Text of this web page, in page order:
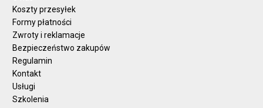
Koszty przesyłek
Formy płatności
Zwroty i reklamacje
Bezpieczeństwo zakupów
Regulamin
Kontakt
Usługi
Szkolenia